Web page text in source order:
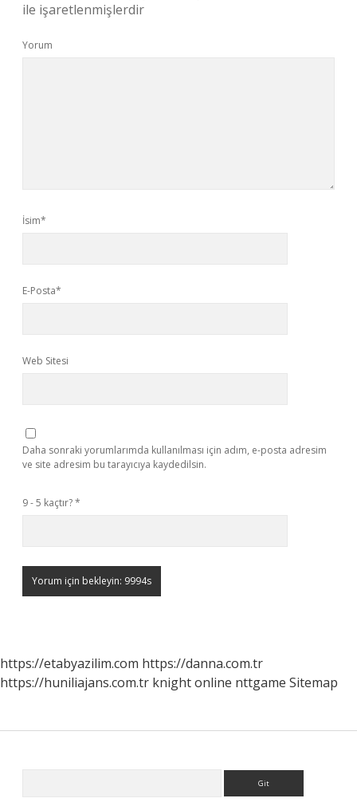
ile işaretlenmişlerdir
Yorum
İsim*
E-Posta*
Web Sitesi
Daha sonraki yorumlarımda kullanılması için adım, e-posta adresim
ve site adresim bu tarayıcıya kaydedilsin.
9 - 5 kaçtır?*
https://etabyazilim.com https://danna.com.tr
https://huniliajans.com.tr knight online nttgame Sitemap